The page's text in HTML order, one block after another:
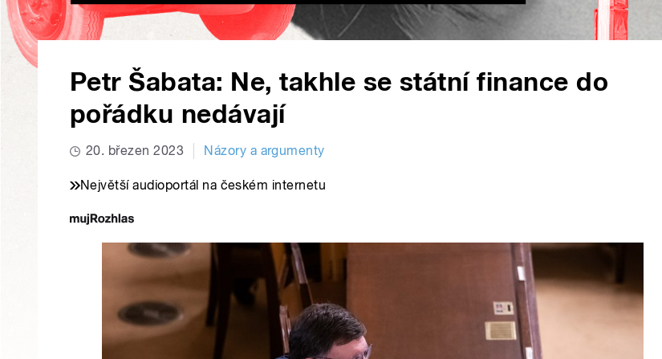
Petr Šabata: Ne, takhle se státní finance do
pořádku nedávají
20. březen 2023 Názory a argumenty
Největší audioportál na českém internetu